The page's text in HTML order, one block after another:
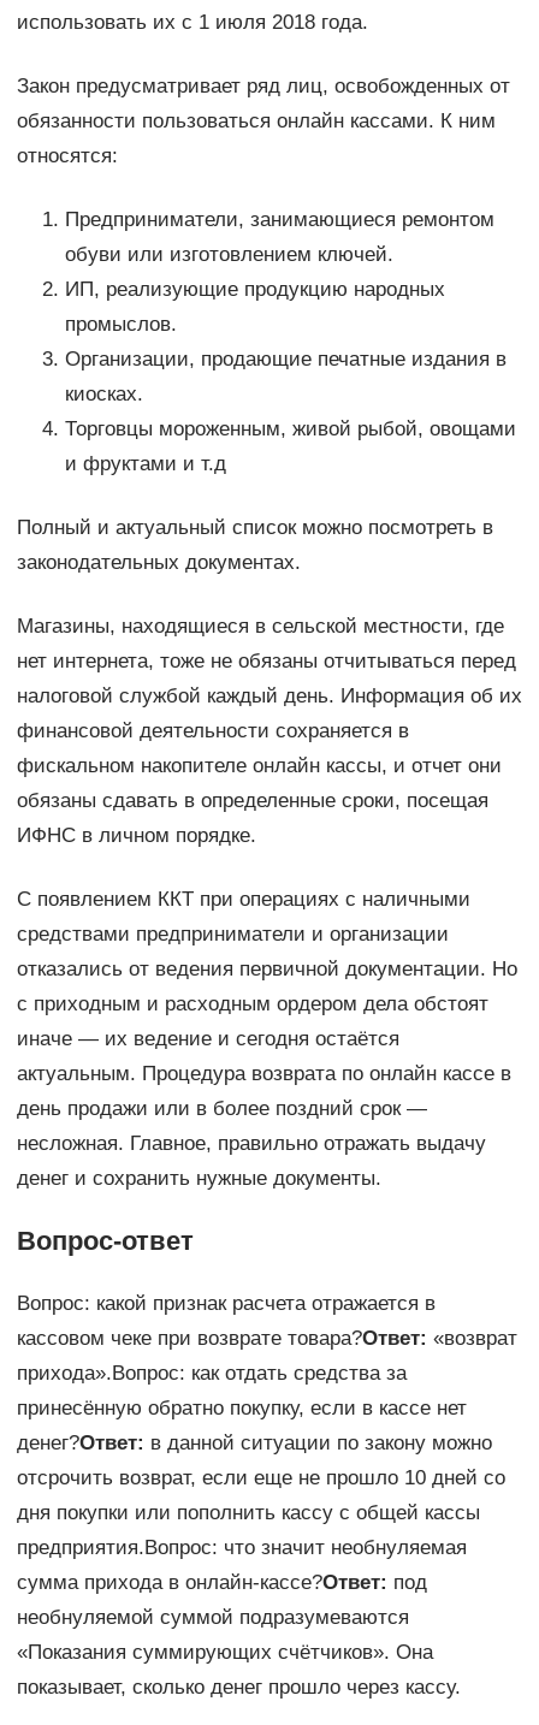
использовать их с 1 июля 2018 года.
Закон предусматривает ряд лиц, освобожденных от
обязанности пользоваться онлайн кассами. К ним
относятся:
Предприниматели, занимающиеся ремонтом
обуви или изготовлением ключей.
ИП, реализующие продукцию народных
промыслов.
Организации, продающие печатные издания в
киосках.
Торговцы мороженным, живой рыбой, овощами
и фруктами и т.д
Полный и актуальный список можно посмотреть в
законодательных документах.
Магазины, находящиеся в сельской местности, где
нет интернета, тоже не обязаны отчитываться перед
налоговой службой каждый день. Информация об их
финансовой деятельности сохраняется в
фискальном накопителе онлайн кассы, и отчет они
обязаны сдавать в определенные сроки, посещая
ИФНС в личном порядке.
С появлением ККТ при операциях с наличными
средствами предприниматели и организации
отказались от ведения первичной документации. Но
с приходным и расходным ордером дела обстоят
иначе — их ведение и сегодня остаётся
актуальным. Процедура возврата по онлайн кассе в
день продажи или в более поздний срок —
несложная. Главное, правильно отражать выдачу
денег и сохранить нужные документы.
Вопрос-ответ
Вопрос: какой признак расчета отражается в
кассовом чеке при возврате товара?Ответ: «возврат
прихода».Вопрос: как отдать средства за
принесённую обратно покупку, если в кассе нет
денег?Ответ: в данной ситуации по закону можно
отсрочить возврат, если еще не прошло 10 дней со
дня покупки или пополнить кассу с общей кассы
предприятия.Вопрос: что значит необнуляемая
сумма прихода в онлайн-кассе?Ответ: под
необнуляемой суммой подразумеваются
«Показания суммирующих счётчиков». Она
показывает, сколько денег прошло через кассу.